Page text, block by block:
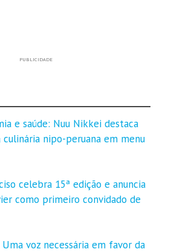
PUBLICIDADE
e saúde: Nuu Nikkei destaca
culinária nipo-peruana em menu
celebra 15ª edição e anuncia
como primeiro convidado de
voz necessária em favor da